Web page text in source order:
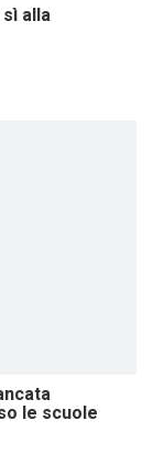
alla
le scuole